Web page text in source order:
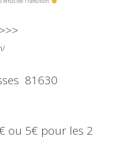
81630
ou 5€ pour les 2